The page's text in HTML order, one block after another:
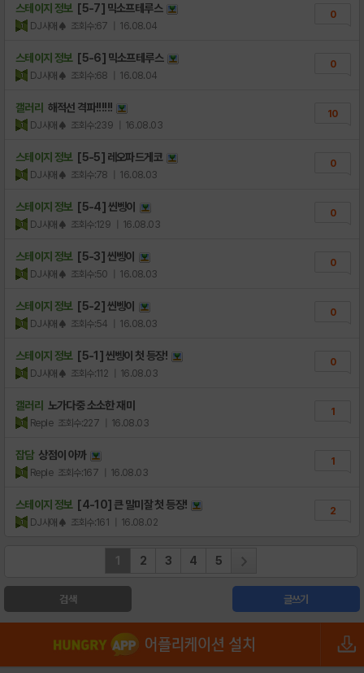
스테이지 정보 [5-7] 믹소프테루스
DJ사애♠ 조회수:67 | 16.08.04
0
스테이지 정보 [5-6] 믹소프테루스
DJ사애♠ 조회수:68 | 16.08.04
0
갤러리 해적선 격파!!!!!!
DJ사애♠ 조회수:239 | 16.08.03
10
스테이지 정보 [5-5] 레오파드게코
DJ사애♠ 조회수:78 | 16.08.03
0
스테이지 정보 [5-4] 씬벵이
DJ사애♠ 조회수:129 | 16.08.03
0
스테이지 정보 [5-3] 씬벵이
DJ사애♠ 조회수:50 | 16.08.03
0
스테이지 정보 [5-2] 씬벵이
DJ사애♠ 조회수:54 | 16.08.03
0
스테이지 정보 [5-1] 씬벵이 첫 등장!
DJ사애♠ 조회수:112 | 16.08.03
0
갤러리 노가다중 소소한 재미
Reple 조회수:227 | 16.08.03
1
잡담 상점이 아까
Reple 조회수:167 | 16.08.03
1
스테이지 정보 [4-10] 큰 말미잘 첫 등장!
DJ사애♠ 조회수:161 | 16.08.02
2
1 2 3 4 5
검색 글쓰기